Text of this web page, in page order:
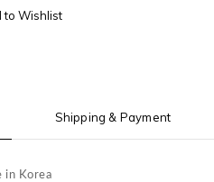
to Wishlist
Shipping & Payment
in Korea